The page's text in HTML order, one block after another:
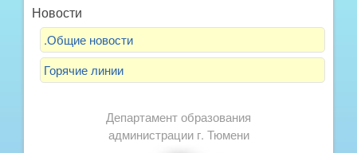
Новости
.Общие новости
Горячие линии
Департамент образования
администрации г. Тюмени